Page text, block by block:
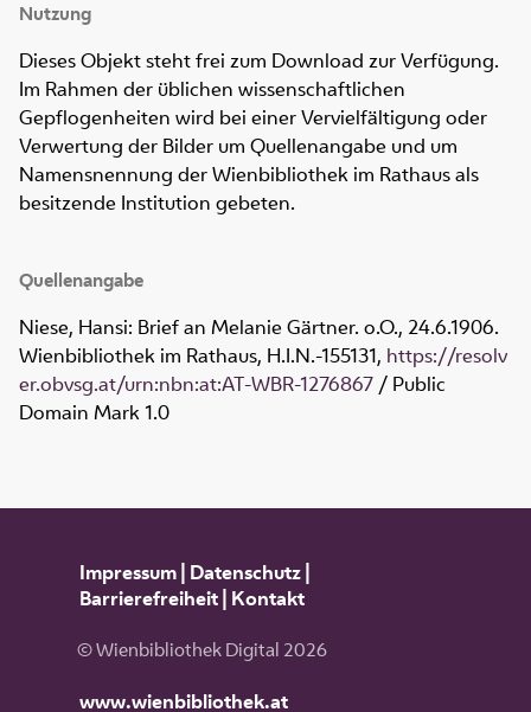
Nutzung
Dieses Objekt steht frei zum Download zur Verfügung.
Im Rahmen der üblichen wissenschaftlichen
Gepflogenheiten wird bei einer Vervielfältigung oder
Verwertung der Bilder um Quellenangabe und um
Namensnennung der Wienbibliothek im Rathaus als
besitzende Institution gebeten.
Quellenangabe
Niese, Hansi: Brief an Melanie Gärtner. o.O., 24.6.1906.
Wienbibliothek im Rathaus, H.I.N.-155131, https://resolv
er.obvsg.at/urn:nbn:at:AT-WBR-1276867 / Public
Domain Mark 1.0
Impressum| Datenschutz|
Barrierefreiheit| Kontakt
© Wienbibliothek Digital 2026
www.wienbibliothek.at